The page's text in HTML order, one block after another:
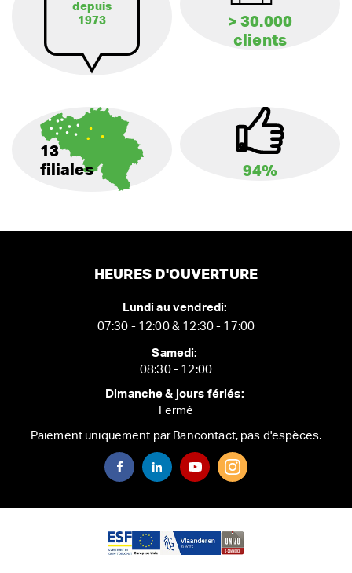
depuis
1973
> 30.000
clients
13
filiales
94%
HEURES D'OUVERTURE
Lundi au vendredi:
07:30 - 12:00 & 12:30 - 17:00
Samedi:
08:30 - 12:00
Dimanche & jours fériés:
Fermé
Paiement uniquement par Bancontact, pas d'espèces.